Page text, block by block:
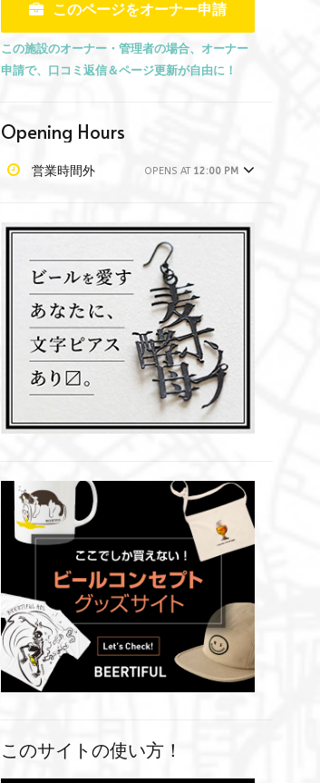
このページをオーナー申請
この施設のオーナー・管理者の場合、オーナー
申請で、口コミ返信＆ページ更新が自由に！
Opening Hours
営業時間外 OPENS AT 12:00 PM
このサイトの使い方！